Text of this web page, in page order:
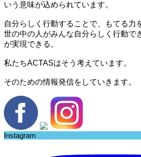
いう意味が込められています。
自分らしく行動することで、もてる力
世の中の人がみんな自分らしく行動で
が実現できる。
私たちACTASはそう考えています。
そのための情報発信をしていきます。
Instagram